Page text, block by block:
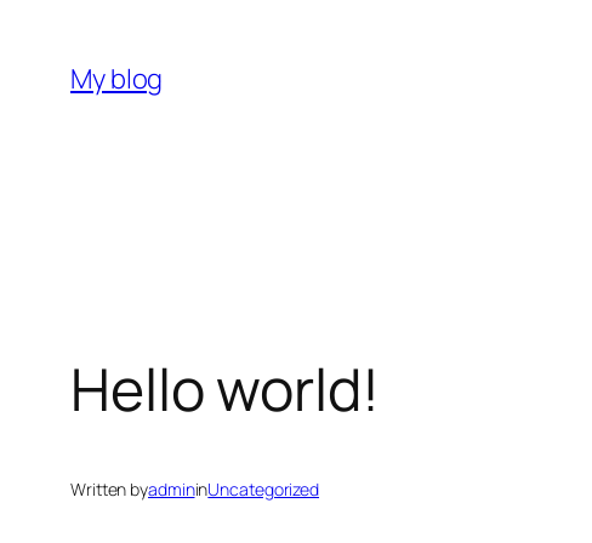
My blog
Hello world!
Written byadmininUncategorized